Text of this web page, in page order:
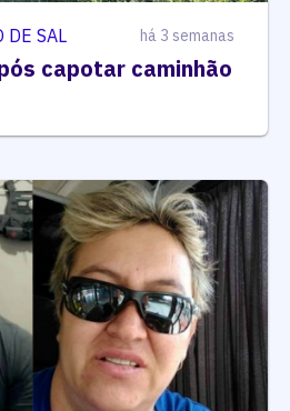
DE SAL há 3 semanas
capotar caminhão